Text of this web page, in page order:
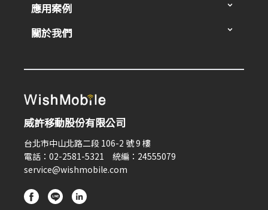
應用案例
關於我們
威許移動股份有限公司
台北市中山北路二段 106-2 號 9 樓
電話：02-2581-5321 統編：24555079
service@wishmobile.com